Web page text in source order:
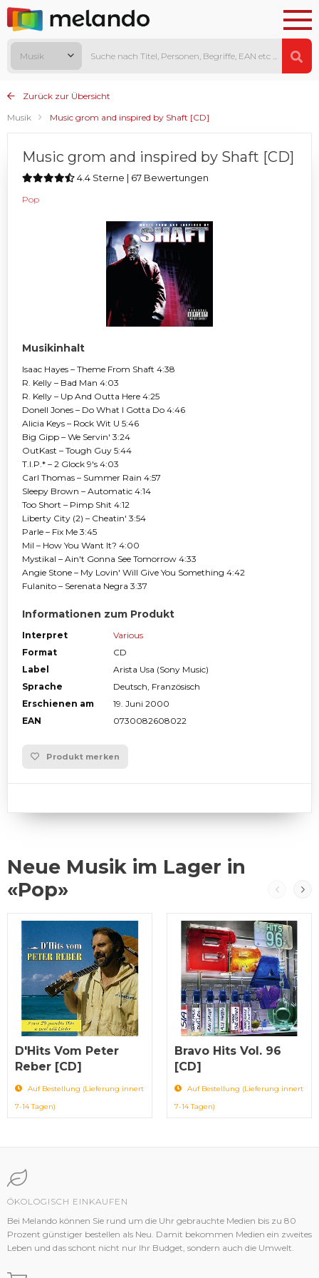
Musik
Zurück zur Übersicht
Musik
Music grom and inspired by Shaft [CD]
Music grom and inspired by Shaft [CD]
4.4 Sterne | 67 Bewertungen
Pop
Musikinhalt
Isaac Hayes – Theme From Shaft 4:38
R. Kelly – Bad Man 4:03
R. Kelly – Up And Outta Here 4:25
Donell Jones – Do What I Gotta Do 4:46
Alicia Keys – Rock Wit U 5:46
Big Gipp – We Servin' 3:24
OutKast – Tough Guy 5:44
T.I.P.* – 2 Glock 9's 4:03
Carl Thomas – Summer Rain 4:57
Sleepy Brown – Automatic 4:14
Too Short – Pimp Shit 4:12
Liberty City (2) – Cheatin' 3:54
Parle – Fix Me 3:45
Mil – How You Want It? 4:00
Mystikal – Ain't Gonna See Tomorrow 4:33
Angie Stone – My Lovin' Will Give You Something 4:42
Fulanito – Serenata Negra 3:37
Informationen zum Produkt
Interpret
Various
Format
CD
Label
Arista Usa (Sony Music)
Sprache
Deutsch, Französisch
Erschienen am
19. Juni 2000
EAN
0730082608022
Produkt merken
Neue Musik im Lager in
«Pop»
D'Hits Vom Peter
Reber [CD]
Auf Bestellung (Lieferung innert
7-14 Tagen)
Bravo Hits Vol. 96
[CD]
Auf Bestellung (Lieferung innert
7-14 Tagen)
ÖKOLOGISCH EINKAUFEN
Bei Melando können Sie rund um die Uhr gebrauchte Medien bis zu 80
Prozent günstiger bestellen als Neu. Damit bekommen Medien ein zweites
Leben und das schont nicht nur Ihr Budget, sondern auch die Umwelt.